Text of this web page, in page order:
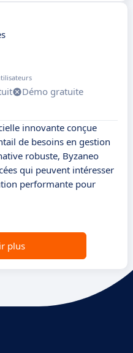
Démo gratuite
innovante conçue
de besoins en gestion
robuste, Byzaneo
qui peuvent intéresser
performante pour
plus